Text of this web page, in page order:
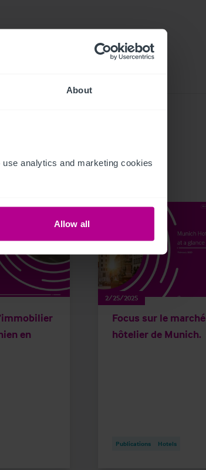
About
analytics and marketing cookies
Allow all
en
2/25/2025
Focus sur le marché
hôtelier de Munich.
Publications Hotels